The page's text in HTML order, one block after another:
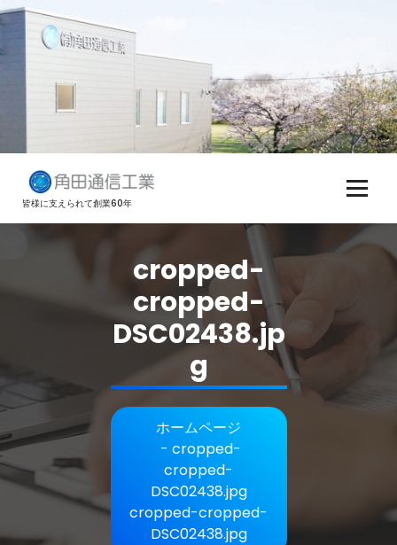
コ
ン
テ
キ
皆様に支えられて創業60年
cropped-
cropped-
DSC02438.jp
g
ホームページ
- cropped-
cropped-
DSC02438.jpg
cropped-cropped-
DSC02438.jpg